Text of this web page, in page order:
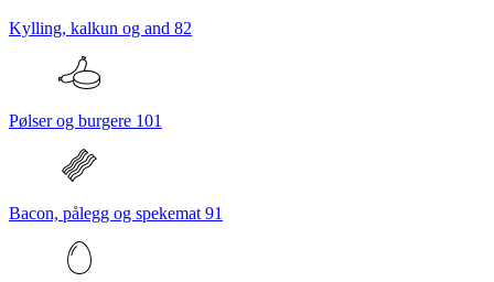
Kylling, kalkun og and 82
Pølser og burgere 101
Bacon, pålegg og spekemat 91